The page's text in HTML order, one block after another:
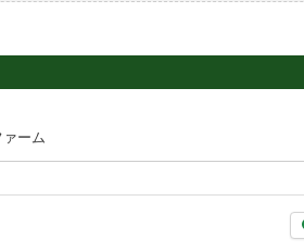
ーム